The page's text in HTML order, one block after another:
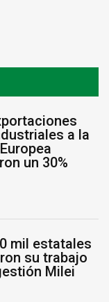
a la
un 30%
mil estatales
su trabajo
Milei